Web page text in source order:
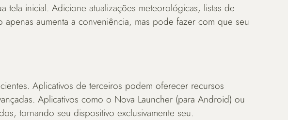
inicial. Adicione atualizações meteorológicas, listas de
aumenta a conveniência, mas pode fazer com que seu
Aplicativos de terceiros podem oferecer recursos
Aplicativos como o Nova Launcher (para Android) ou
tornando seu dispositivo exclusivamente seu.